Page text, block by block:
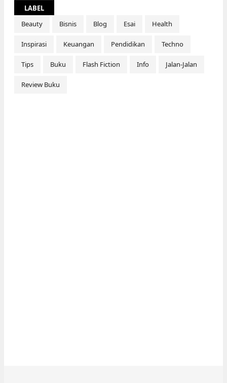
LABEL
Beauty
Bisnis Blog Esai Health
Inspirasi Keuangan Pendidikan Techno
Tips Buku Flash Fiction Info Jalan-Jalan
Review Buku